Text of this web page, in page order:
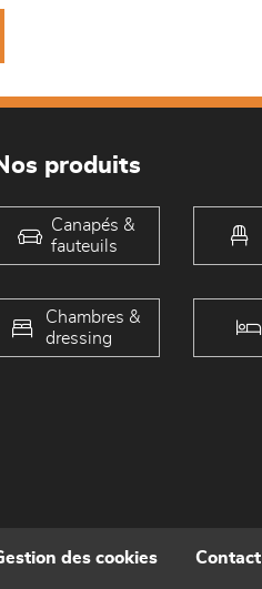
produits
Canapés &
fauteuils
Chambres &
dressing
des cookies Contact